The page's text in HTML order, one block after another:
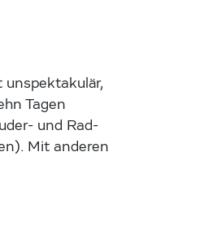
unspektakulär,
Tagen
und Rad-
Mit anderen